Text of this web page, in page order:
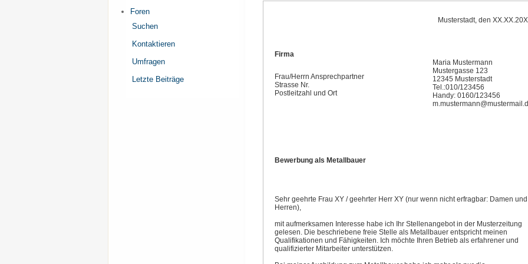
Foren
Suchen
Kontaktieren
Umfragen
Letzte Beiträge
Musterstadt, den
Firma
Frau/Herrn Ansprechpartner
Strasse Nr.
Postleitzahl und Ort
Maria Mustermann
Mustergasse 123
12345 Musterstadt
Tel.:010/123456
Handy: 0160/123456
Bewerbung als Metallbauer
Sehr geehrte Frau XY / geehrter Herr XY (nur wenn nicht erfragbar: Damen und
Herren),
mit aufmerksamen Interesse habe ich Ihr Stellenangebot in der Musterzeitung
gelesen. Die beschriebene freie Stelle als Metallbauer entspricht meinen
Qualifikationen und Fähigkeiten. Ich möchte Ihren Betrieb als erfahrener und
qualifizierter Mitarbeiter unterstützen.